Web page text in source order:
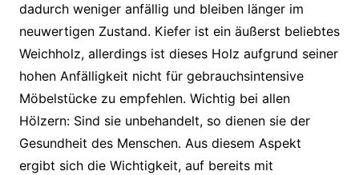
dadurch weniger anfällig und bleiben länger im
neuwertigen Zustand. Kiefer ist ein äußerst beliebtes
Weichholz, allerdings ist dieses Holz aufgrund seiner
hohen Anfälligkeit nicht für gebrauchsintensive
Möbelstücke zu empfehlen. Wichtig bei allen
Hölzern: Sind sie unbehandelt, so dienen sie der
Gesundheit des Menschen. Aus diesem Aspekt
ergibt sich die Wichtigkeit, auf bereits mit